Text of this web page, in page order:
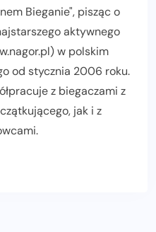
Bieganie", pisząc o
aktywnego
w polskim
od stycznia 2006 roku.
z biegaczami z
jak i z